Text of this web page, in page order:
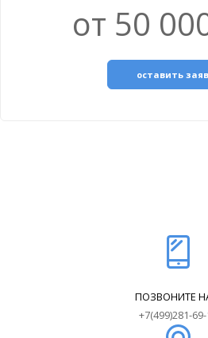
от 50
оставить
ПОЗВОНИТЕ
+7(499)281-